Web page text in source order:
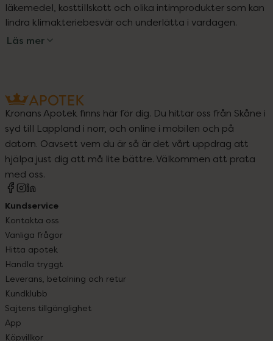
läkemedel, kosttillskott och olika intimprodukter som kan
lindra klimakteriebesvär och underlätta i vardagen.
Läs mer
Kronans Apotek finns här för dig. Du hittar oss från Skåne i
syd till Lappland i norr, och online i mobilen och på
datorn. Oavsett vem du är så är det vårt uppdrag att
hjälpa just dig att må lite bättre. Välkommen att prata
med oss.
Kundservice
Kontakta oss
Vanliga frågor
Hitta apotek
Handla tryggt
Leverans, betalning och retur
Kundklubb
Sajtens tillgänglighet
App
Köpvillkor